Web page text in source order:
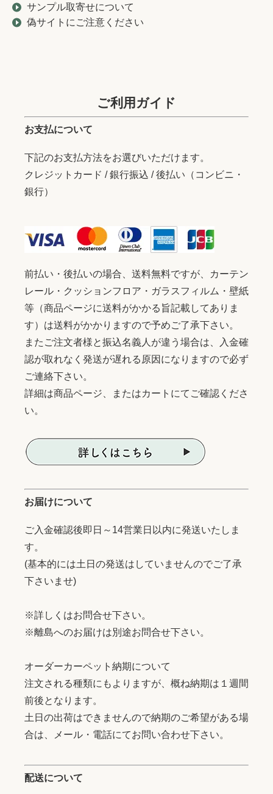
サンプル取寄せについて
偽サイトにご注意ください
ご利用ガイド
お支払について
下記のお支払方法をお選びいただけます。
クレジットカード / 銀行振込 / 後払い（コンビニ・
銀行）
前払い・後払いの場合、送料無料ですが、カーテン
レール・クッションフロア・ガラスフィルム・壁紙
等（商品ページに送料がかかる旨記載してありま
す）は送料がかかりますので予めご了承下さい。
またご注文者様と振込名義人が違う場合は、入金確
認が取れなく発送が遅れる原因になりますので必ず
ご連絡下さい。
詳細は商品ページ、またはカートにてご確認くださ
い。
お届けについて
ご入金確認後即日～14営業日以内に発送いたしま
す。
(基本的には土日の発送はしていませんのでご了承
下さいませ)
※詳しくはお問合せ下さい。
※離島へのお届けは別途お問合せ下さい。
オーダーカーペット納期について
注文される種類にもよりますが、概ね納期は１週間
前後となります。
土日の出荷はできませんので納期のご希望がある場
合は、メール・電話にてお問い合わせ下さい。
配送について